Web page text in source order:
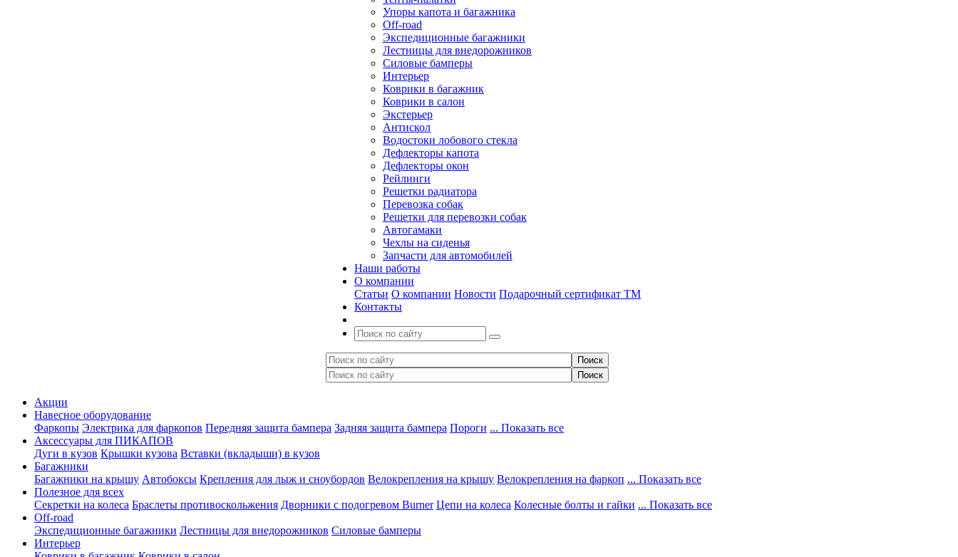
Упоры капота и багажника
Off-road
Экспедиционные багажники
Лестницы для внедорожников
Силовые бамперы
Интерьер
Коврики в багажник
Коврики в салон
Экстерьер
Антискол
Водостоки лобового стекла
Дефлекторы капота
Дефлекторы окон
Рейлинги
Решетки радиатора
Перевозка собак
Решетки для перевозки собак
Автогамаки
Чехлы на сиденья
Запчасти для автомобилей
Наши работы
О компании
Статьи О компании Новости Подарочный сертификат ТМ
Контакты
Акции
Навесное оборудование
Фаркопы Электрика для фаркопов Передняя защита бампера Задняя защита бампера Пороги ... Показать все
Аксессуары для ПИКАПОВ
Дуги в кузов Крышки кузова Вставки (вкладыши) в кузов
Багажники
Багажники на крышу Автобоксы Крепления для лыж и сноубордов Велокрепления на крышу Велокрепления на фаркоп ... Показать все
Полезное для всех
Секретки на колеса Браслеты противоскольжения Дворники с подогревом Burner Цепи на колеса Колесные болты и гайки ... Показать все
Off-road
Экспедиционные багажники Лестницы для внедорожников Силовые бамперы
Интерьер